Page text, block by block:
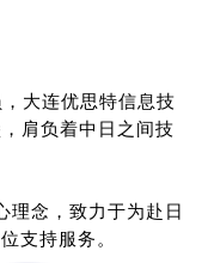
大连优思特信息技
肩负着中日之间技
念，致力于为赴日
支持服务。